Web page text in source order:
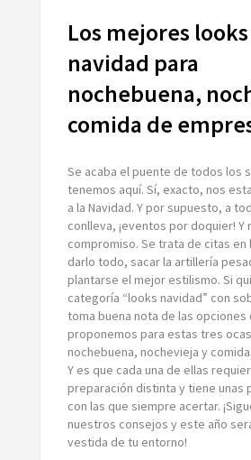
mejores
looks
navidad
para
nochebuena,
nochevieja
y
de
empresa
Los mejores
navidad para
nochebuena,
comida de
Se acaba el puente de todos los
tenemos aquí. Sí, exacto, nos
a la Navidad. Y por supuesto, a
conlleva, ¡eventos por doquier! Y
compromiso. Se trata de citas en
darlo todo, sacar la artillería
plantarse el mejor estilismo. Si
categoría “looks navidad” con
toma buena nota de las opciones
proponemos para estas tres
nochebuena, nochevieja y
Y es que cada una de ellas
preparación distinta y tiene unas
con las que siempre acertar.
nuestros consejos y este año
vestida de tu entorno!